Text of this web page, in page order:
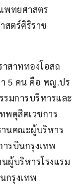
พทยศาสตร
ตร์ศิริราช
สาททองโอสถ
5 คน คือ พญ.ปร
มการบริหารและ
พดุสิตเวชการ
นคณะผู้บริหาร
รบินกรุงเทพ
ผู้บริหารโรงแรม
กรุงเทพ